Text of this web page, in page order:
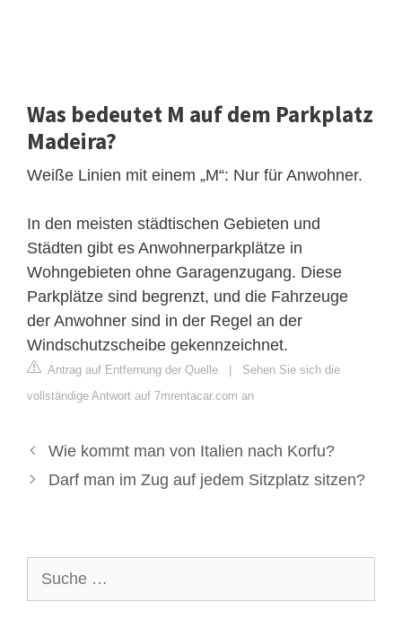
Was bedeutet M auf dem Parkplatz
Madeira?
Weiße Linien mit einem „M“: Nur für Anwohner.
In den meisten städtischen Gebieten und
Städten gibt es Anwohnerparkplätze in
Wohngebieten ohne Garagenzugang. Diese
Parkplätze sind begrenzt, und die Fahrzeuge
der Anwohner sind in der Regel an der
Windschutzscheibe gekennzeichnet.
Antrag auf Entfernung der Quelle | Sehen Sie sich die
vollständige Antwort auf 7mrentacar.com an
Wie kommt man von Italien nach Korfu?
Darf man im Zug auf jedem Sitzplatz sitzen?
nach: